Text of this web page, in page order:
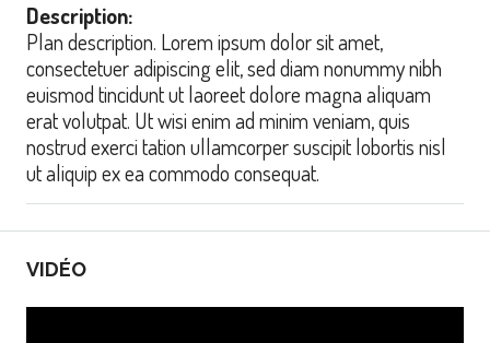
Description:
Plan description. Lorem ipsum dolor sit amet,
consectetuer adipiscing elit, sed diam nonummy nibh
euismod tincidunt ut laoreet dolore magna aliquam
erat volutpat. Ut wisi enim ad minim veniam, quis
nostrud exerci tation ullamcorper suscipit lobortis nisl
ut aliquip ex ea commodo consequat.
VIDÉO